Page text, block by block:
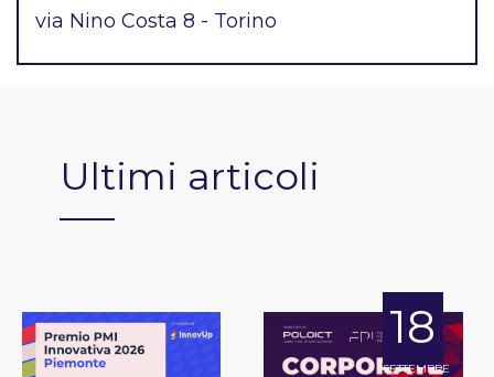
via Nino Costa 8 - Torino
Ultimi articoli
18
SETTEMBRE